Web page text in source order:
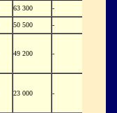
63 300
-
50 500
-
49 200 -
23 000 -